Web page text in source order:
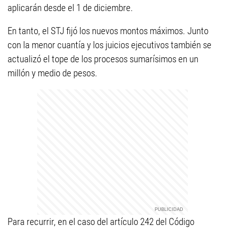
aplicarán desde el 1 de diciembre.
En tanto, el STJ fijó los nuevos montos máximos. Junto
con la menor cuantía y los juicios ejecutivos también se
actualizó el tope de los procesos sumarísimos en un
millón y medio de pesos.
Para recurrir, en el caso del artículo 242 del Código